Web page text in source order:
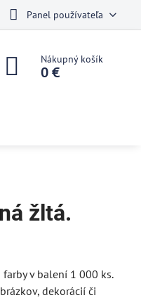
Panel používateľa
Nákupný košík
0 €
žltá.
v balení 1 000 ks.
dekorácií či